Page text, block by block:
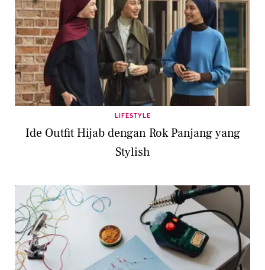
LIFESTYLE
Ide Outfit Hijab dengan Rok Panjang yang
Stylish